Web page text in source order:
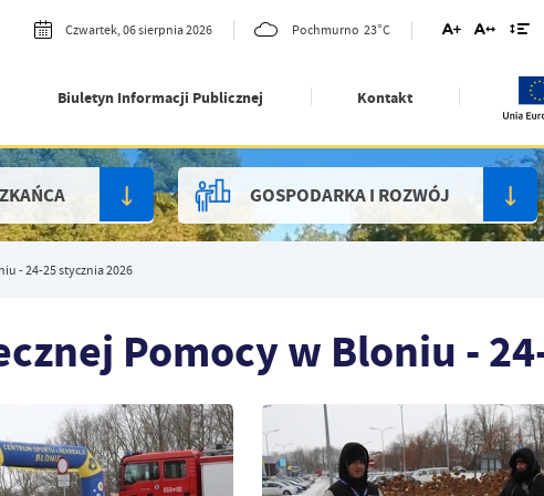
Czwartek, 06 sierpnia 2026 Pochmurno 23°C
Biuletyn Informacji Publicznej Kontakt
GOSPODARKA I ROZWÓJ
- 24-25 stycznia 2026
Pomocy w Bloniu -